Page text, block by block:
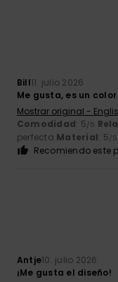
Bill11. julio 2026
Me gusta, es un
Mostrar original -
Comodidad: 5/5
perfecta Material: 5/5
Recomiendo este
Antje10. julio 2026
¡Me gusta el diseño!